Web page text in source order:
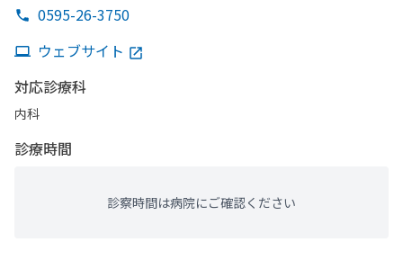
0595-26-3750
ウェブサイト
対応診療科
内科
診療時間
診察時間は病院にご確認ください